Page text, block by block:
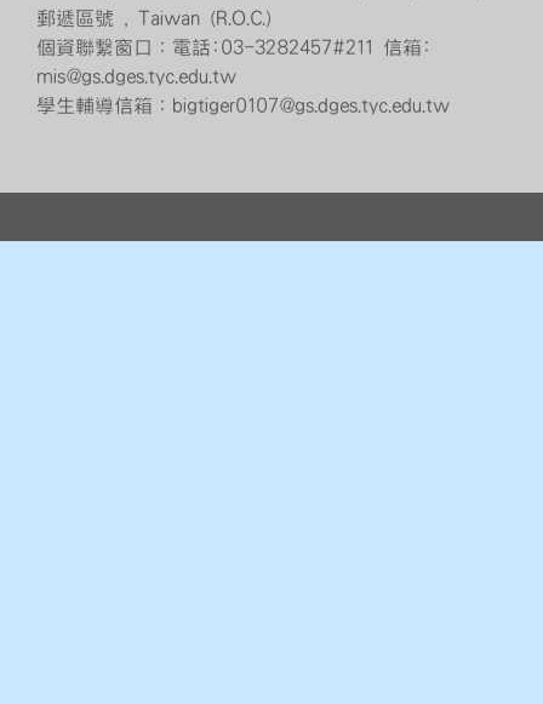
郵遞區號 , Taiwan (R.O.C.)
個資聯繫窗口：電話:03-3282457#211 信箱:
mis@gs.dges.tyc.edu.tw
學生輔導信箱：bigtiger0107@gs.dges.tyc.edu.tw